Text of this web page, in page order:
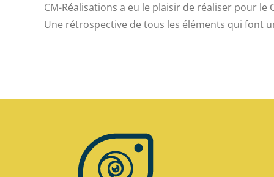
CM-Réalisations a eu le plaisir de réaliser pour le
Une rétrospective de tous les éléments qui font